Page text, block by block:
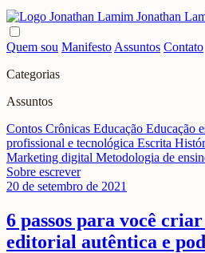
Jonathan
Quem sou Manifesto Assuntos Contato
Categorias
Assuntos
Contos Crônicas Educação Educação
profissional e tecnológica Escrita
Marketing digital Metodologia de
Sobre escrever
20 de setembro de 2021
6 passos para você
editorial autêntica e